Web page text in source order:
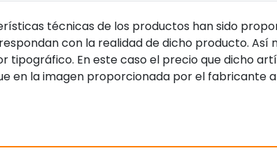
técnicas de los productos han sido
con la realidad de dicho producto.
tipográfico. En este caso el precio que dicho
en la imagen proporcionada por el